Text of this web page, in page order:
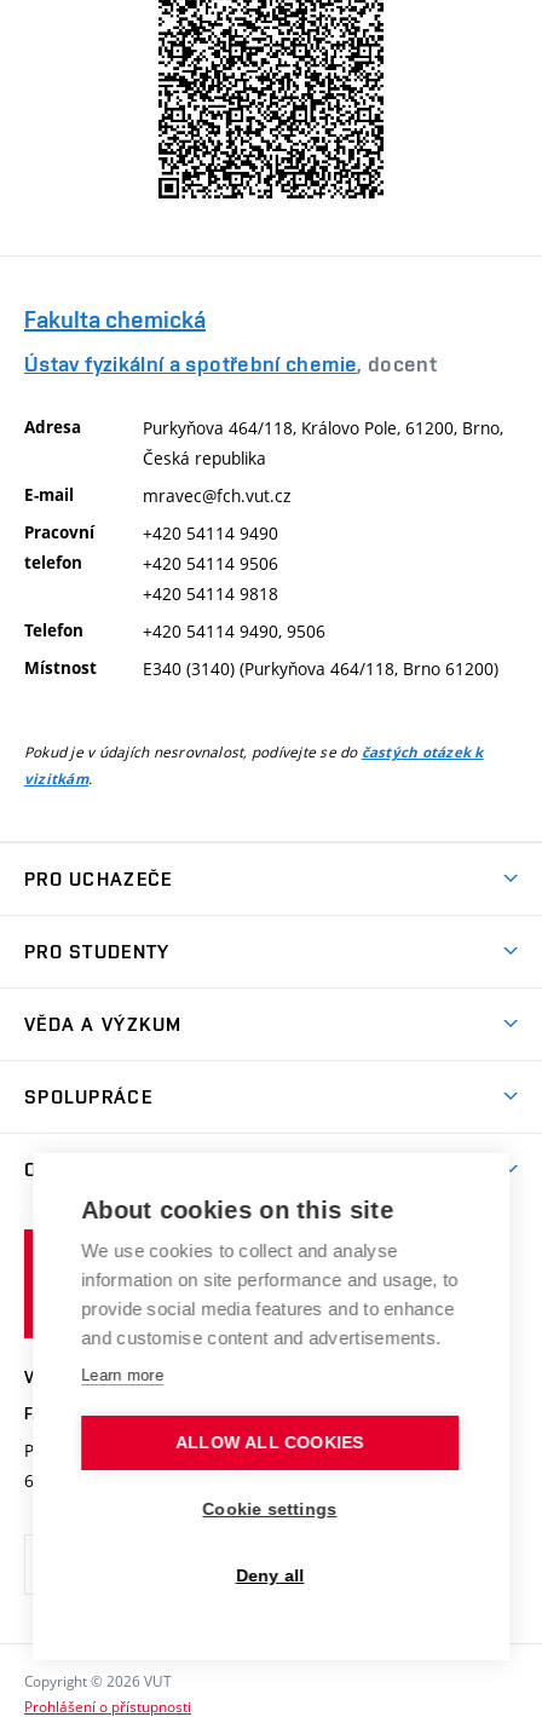
Fakulta chemická
Ústav fyzikální a spotřební chemie, docent
Adresa
Purkyňova 464/118, Královo Pole, 61200, Brno,
Česká republika
E-mail mravec@fch.vut.cz
Pracovní
telefon
+420 54114 9490
+420 54114 9506
+420 54114 9818
Telefon +420 54114 9490, 9506
Místnost E340 (3140) (Purkyňova 464/118, Brno 61200)
Pokud je v údajích nesrovnalost, podívejte se do častých otázek k
vizitkám.
PRO UCHAZEČE
Jak se dostat na FCH
Den otevřených dveří
E-přihláška
PRO STUDENTY
Studijní programy
Pro prváky
Knihovna
Studium a stáže v zahraničí
Pracovní nabídky
Den chemie
Chemici z VUT
Stipendia
Studijní předpisy
VĚDA A VÝZKUM
Výzkumné skupiny
Výsledky VaV
Projekty
Úspěchy a ocenění
Konference a soutěže
Kvalifikační řízení
SPOLUPRÁCE
Fórum Chemistry and Life
Střední školy a FCH
Popularizace vědy
O FAKULTĚ
Organizační struktura
Historie fakulty
Kalendář akcí
Fotogalerie
Absolventi
Reklamní předměty
Fakultní časopis
Ochrana osobních údajů
Kontakty
Vysoké
učení
technické
v
VYSOKÉ UČENÍ TECHNICKÉ V BRNĚ
FAKULTA CHEMICKÁ
Purkyňova 464/118
612 00 Brno
www.fch.vut.cz
Copyright © 2026 VUT
Prohlášení o přístupnosti
About cookies on this site
We use cookies to collect and analyse
information on site performance and usage, to
provide social media features and to enhance
and customise content and advertisements.
Learn more
ALLOW ALL COOKIES
Cookie settings
Deny all